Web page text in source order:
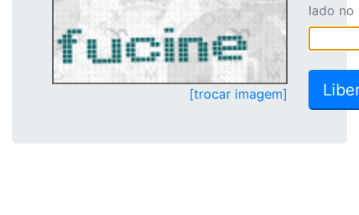
[trocar imagem]
lado no